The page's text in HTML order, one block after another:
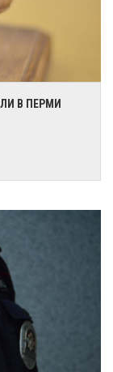
В ПЕРМИ